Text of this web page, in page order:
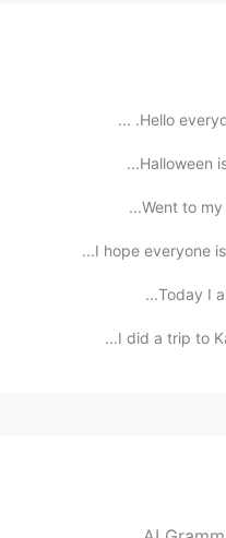
2020.03.30 05:37
2020.03.30 05:06
Hello
Halloween
Went to
Today I
I did a trip to